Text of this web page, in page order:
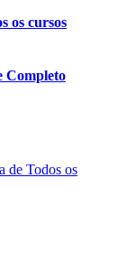
os cursos
Completo
de Todos os